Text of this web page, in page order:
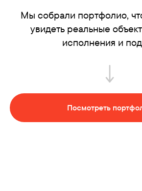
Мы собрали портфолио,
увидеть реальные
исполнения и
Посмотреть